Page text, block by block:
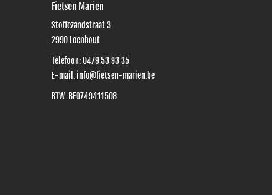
Fietsen Marien
Stoffezandstraat 3
2990 Loenhout
Telefoon:0479 53 93 35
E-mail: info@fietsen-marien.be
BTW: BE0749411508